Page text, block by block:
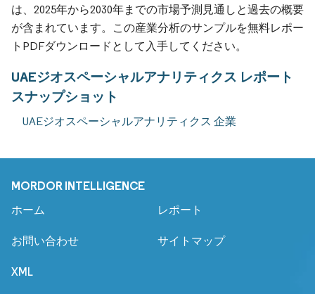
は、2025年から2030年までの市場予測見通しと過去の概要
が含まれています。この産業分析のサンプルを無料レポー
トPDFダウンロードとして入手してください。
UAEジオスペーシャルアナリティクス レポート
スナップショット
UAEジオスペーシャルアナリティクス 企業
MORDOR INTELLIGENCE
ホーム レポート
お問い合わせ サイトマップ
XML